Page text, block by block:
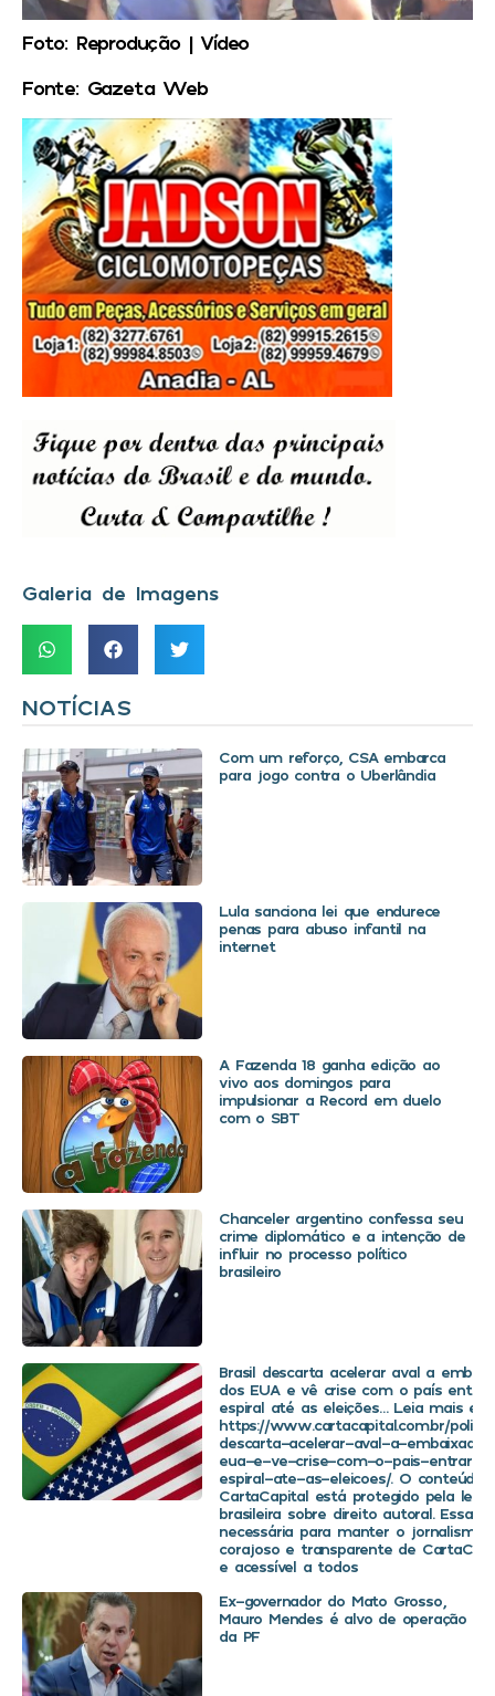
Foto: Reprodução | Vídeo
Fonte: Gazeta Web
Galeria de Imagens
NOTÍCIAS
Com um reforço, CSA embarca
para jogo contra o Uberlândia
Lula sanciona lei que endurece
penas para abuso infantil na
internet
A Fazenda 18 ganha edição ao
vivo aos domingos para
impulsionar a Record em duelo
com o SBT
Chanceler argentino confessa seu
crime diplomático e a intenção de
influir no processo político
brasileiro
Brasil descarta acelerar aval a
dos EUA e vê crise com o país
espiral até as eleições… Leia mais em
https://www.cartacapital.com.br/
descarta-acelerar-aval-a-
eua-e-ve-crise-com-o-pais-entrar-
espiral-ate-as-eleicoes/. O conteúdo
CartaCapital está protegido pela
brasileira sobre direito autoral. Essa
necessária para manter o jornalismo
corajoso e transparente de
e acessível a todos
Ex-governador do Mato Grosso,
Mauro Mendes é alvo de operação
da PF